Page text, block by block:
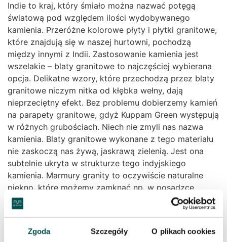
Zgoda Szczegóły O plikach cookies
Indie to kraj, który śmiało można nazwać potęgą
światową pod względem ilości wydobywanego
kamienia. Przeróżne kolorowe płyty i płytki granitowe,
które znajdują się w naszej hurtowni, pochodzą
między innymi z Indii. Zastosowanie kamienia jest
wszelakie – blaty granitowe to najczęściej wybierana
opcja. Delikatne wzory, które przechodzą przez blaty
granitowe niczym nitka od kłębka wełny, dają
nieprzeciętny efekt. Bez problemu dobierzemy kamień
na parapety granitowe, gdyż Kuppam Green występują
w różnych grubościach. Niech nie zmyli nas nazwa
kamienia. Blaty granitowe wykonane z tego materiału
nie zaskoczą nas żywą, jaskrawą zielenią. Jest ona
subtelnie ukryta w strukturze tego indyjskiego
kamienia. Marmury granity to oczywiście naturalne
piękno, które możemy zamknąć np. w posadzce
poprzez płytki granitowe. Niemalże nieskończona
liczba kolorów usatysfakcjonuje każdego.